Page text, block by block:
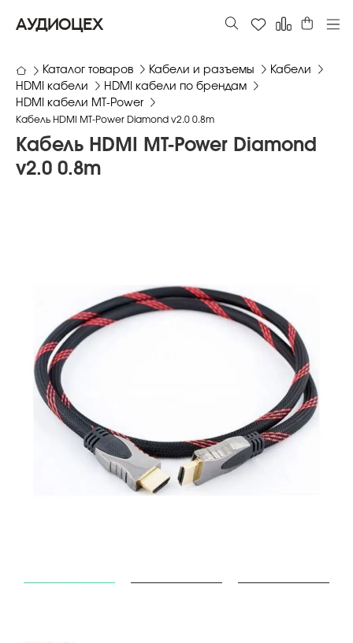
АУДИОЦЕХ
Каталог товаров Кабели и разъемы
Кабели
HDMI кабели
HDMI кабели по брендам
HDMI кабели MT-Power
Кабель HDMI MT-Power Diamond v2.0 0.8m
Кабель HDMI MT-Power Diamond
v2.0 0.8m